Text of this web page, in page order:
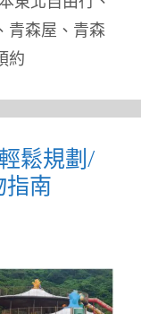
青森屋 、 青森
約
鬆規劃/
南